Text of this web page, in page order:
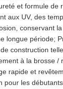
et formule de
aux UV, des
conservant
longue période;
construction
à la brosse /
rapide et
pour les